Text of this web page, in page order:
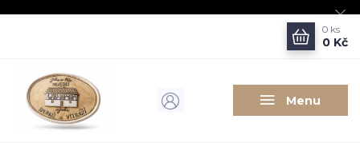
Menu
0 ks
0 Kč